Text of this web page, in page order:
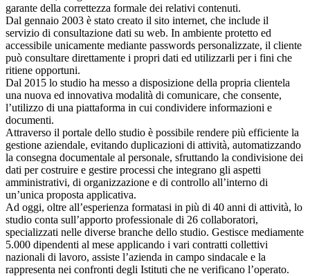
garante della correttezza formale dei relativi contenuti.
Dal gennaio 2003 è stato creato il sito internet, che include il
servizio di consultazione dati su web. In ambiente protetto ed
accessibile unicamente mediante passwords personalizzate, il cliente
può consultare direttamente i propri dati ed utilizzarli per i fini che
ritiene opportuni.
Dal 2015 lo studio ha messo a disposizione della propria clientela
una nuova ed innovativa modalità di comunicare, che consente,
l’utilizzo di una piattaforma in cui condividere informazioni e
documenti.
Attraverso il portale dello studio è possibile rendere più efficiente la
gestione aziendale, evitando duplicazioni di attività, automatizzando
la consegna documentale al personale, sfruttando la condivisione dei
dati per costruire e gestire processi che integrano gli aspetti
amministrativi, di organizzazione e di controllo all’interno di
un’unica proposta applicativa.
Ad oggi, oltre all’esperienza formatasi in più di 40 anni di attività, lo
studio conta sull’apporto professionale di 26 collaboratori,
specializzati nelle diverse branche dello studio. Gestisce mediamente
5.000 dipendenti al mese applicando i vari contratti collettivi
nazionali di lavoro, assiste l’azienda in campo sindacale e la
rappresenta nei confronti degli Istituti che ne verificano l’operato.